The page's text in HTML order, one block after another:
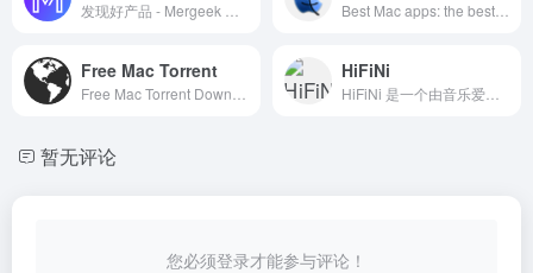
Free Mac Torrent HiFiNi
暂无评论
您必须登录才能参与评论！